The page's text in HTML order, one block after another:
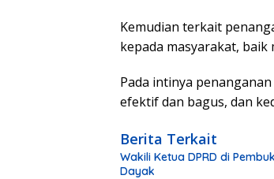
Kemudian terkait
kepada masyarakat, baik
Pada intinya
efektif dan bagus, dan
Berita Terkait
Wakili Ketua DPRD di
Dayak